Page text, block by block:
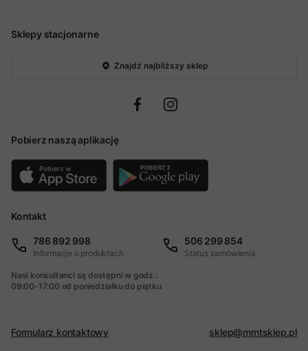
Sklepy stacjonarne
Znajdź najbliższy sklep
Pobierz naszą aplikację
Kontakt
786 892 998
Informacje o produktach
506 299 854
Status zamówienia
Nasi konsultanci są dostępni w godz.:
09:00-17:00 od poniedziałku do piątku
Formularz kontaktowy sklep@mmtsklep.pl